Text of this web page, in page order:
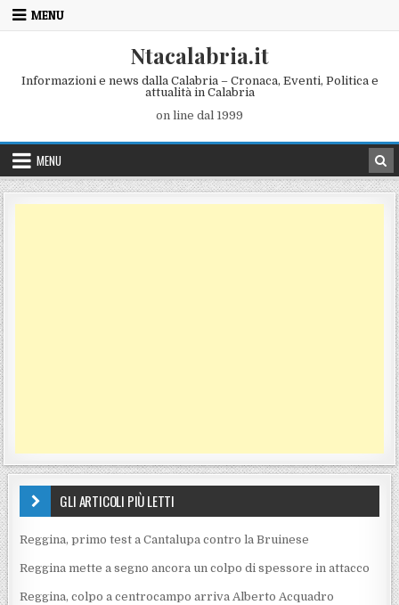
Skip to content
MENU
Ntacalabria.it
Informazioni e news dalla Calabria – Cronaca, Eventi, Politica e
attualità in Calabria
on line dal 1999
MENU
GLI ARTICOLI PIÙ LETTI
Reggina, primo test a Cantalupa contro la Bruinese
Reggina mette a segno ancora un colpo di spessore in attacco
Reggina, colpo a centrocampo arriva Alberto Acquadro